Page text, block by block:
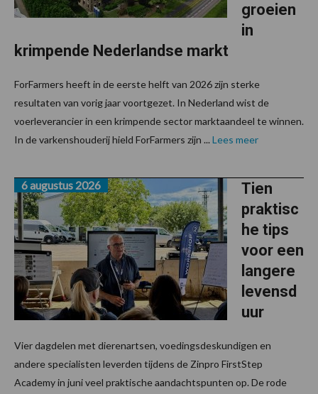
groeien
in
krimpende Nederlandse markt
ForFarmers heeft in de eerste helft van 2026 zijn sterke
resultaten van vorig jaar voortgezet. In Nederland wist de
voerleverancier in een krimpende sector marktaandeel te winnen.
In de varkenshouderij hield ForFarmers zijn ... Lees meer
Tien
praktisc
he tips
voor een
langere
levensd
uur
6 augustus 2026
Vier dagdelen met dierenartsen, voedingsdeskundigen en
andere specialisten leverden tijdens de Zinpro FirstStep
Academy in juni veel praktische aandachtspunten op. De rode